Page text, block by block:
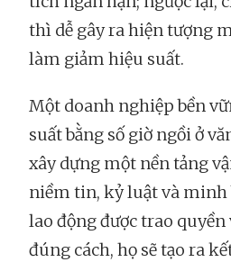
thì dễ gây ra hiện tượng
làm giảm hiệu suất.
Một doanh nghiệp bền
suất bằng số giờ ngồi ở
xây dựng một nền tảng
niềm tin, kỷ luật và minh
lao động được trao quyền
đúng cách, họ sẽ tạo ra